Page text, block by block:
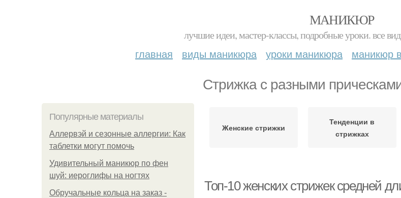
МАНИКЮР
лучшие идеи, мастер-классы, подробные уроки. все
главная виды маникюра уроки маникюра маникюр
Стрижка с разными
Популярные материалы
Аллервэй и сезонные аллергии: Как
таблетки могут помочь
Удивительный маникюр по фен
шуй: иероглифы на ногтях
Обручальные кольца на заказ -
Женские стрижки
Тенденции в
стрижках
Топ-10 женских стрижек средней